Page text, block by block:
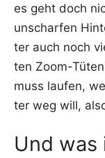
es geht doch
unschar­fen
ter auch noch
ten Zoom-
muss lau­fen,
ter weg will,
Und was